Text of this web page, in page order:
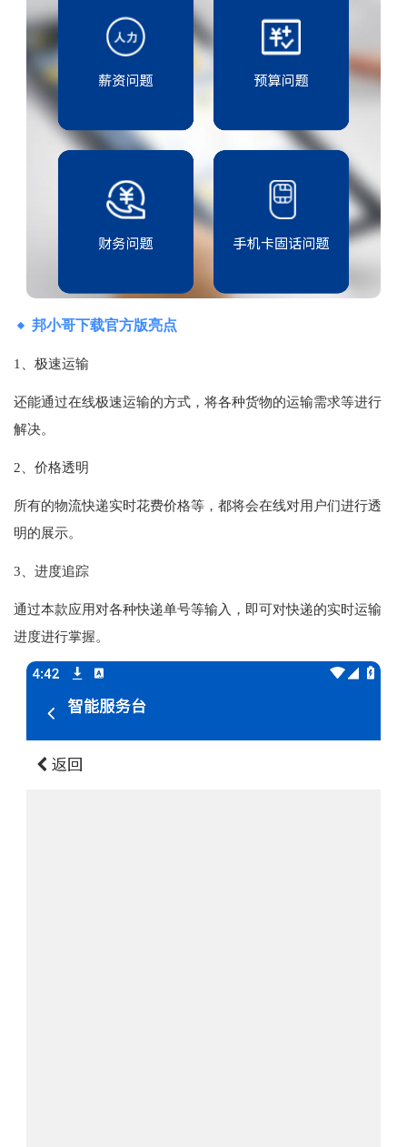
邦小哥下载官方版亮点
1、极速运输
还能通过在线极速运输的方式，将各种货物的运输需求等进行
解决。
2、价格透明
所有的物流快递实时花费价格等，都将会在线对用户们进行透
明的展示。
3、进度追踪
通过本款应用对各种快递单号等输入，即可对快递的实时运输
进度进行掌握。